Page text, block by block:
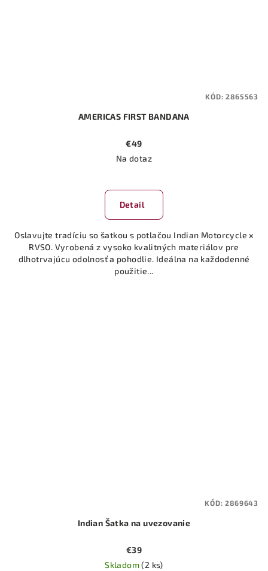
AMERICAS FIRST BANDANA
€49
Na dotaz
Detail
Oslavujte tradíciu so šatkou s potlačou Indian Motorcycle x
RVSO. Vyrobená z vysoko kvalitných materiálov pre
dlhotrvajúcu odolnosť a pohodlie. Ideálna na každodenné
použitie...
KÓD:2865563
Indian Šatka na uvezovanie
€39
Skladom(2 ks)
KÓD:2869643